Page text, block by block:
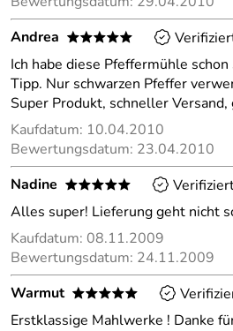
Andrea
*****
Ich habe diese Pfeffermühle
Tipp. Nur schwarzen Pfeffer
Super Produkt, schneller
Kaufdatum: 10.04.2010
Bewertungsdatum: 23.04.2010
Nadine
*****
Alles super! Lieferung geht nicht
Kaufdatum: 08.11.2009
Bewertungsdatum: 24.11.2009
Warmut
*****
Erstklassige Mahlwerke ! Danke